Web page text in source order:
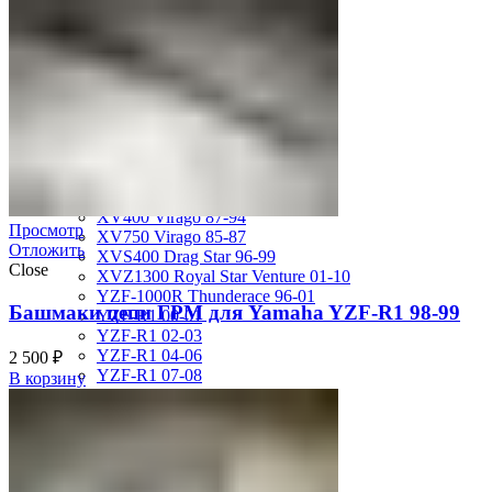
TDM850 96-01
TRX850 95-00
VMX12 V-max 88-07
XJ600S Diversion 92-04
XV400 Virago 87-94
XV750 Virago 85-87
XVS400 Drag Star 96-99
XVZ1300 Royal Star Venture 01-10
YZF-1000R Thunderace 96-01
YZF-R1 00-01
YZF-R1 02-03
YZF-R1 04-06
YZF-R1 07-08
YZF-R1 09-14
YZF-R1 09-15
Просмотр
Отложить
Close
Башмаки цепи ГРМ для Yamaha YZF-R1 98-99
2 500 ₽
В корзину